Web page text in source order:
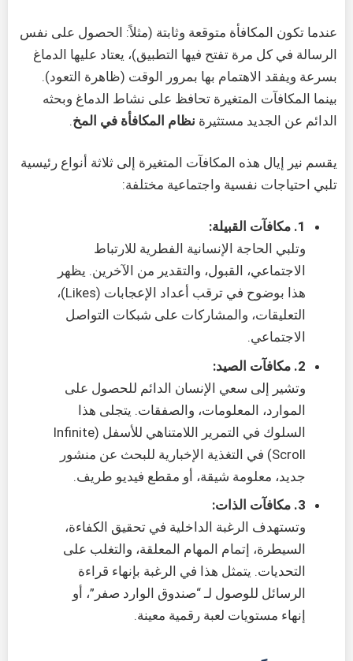
عندما تكون المكافأة متوقعة وثابتة (مثلاً: الحصول على نفس
الرسالة في كل مرة تفتح فيها التطبيق)، يعتاد عليها الدماغ
بسرعة ويفقد الاهتمام بها بمرور الوقت (ظاهرة التعود).
بينما المكافآت المتغيرة تحافظ على نشاط الدماغ وبحثه
الدائم عن الجديد مستثيرة نظام المكافأة في المخ.
يقسم نير إيال هذه المكافآت المتغيرة إلى ثلاثة أنواع رئيسية
تلبي احتياجات نفسية واجتماعية مختلفة:
1. مكافآت القبيلة:
وتلبي الحاجة الإنسانية الفطرية للارتباط
الاجتماعي، القبول، والتقدير من الآخرين. يظهر
هذا بوضوح في ترقب أعداد الإعجابات (Likes)،
التعليقات، والمشاركات على شبكات التواصل
الاجتماعي.
2. مكافآت الصيد:
وتشير إلى سعي الإنسان الدائم للحصول على
الموارد، المعلومات، والصفقات. يتجلى هذا
السلوك في التمرير اللامتناهي للأسفل (Infinite
Scroll) في التغذية الإخبارية للبحث عن منشور
جديد، معلومة شيقة، أو مقطع فيديو طريف.
3. مكافآت الذات:
وتستهدف الرغبة الداخلية في تحقيق الكفاءة،
السيطرة، إتمام المهام المعلقة، والتغلب على
التحديات. يتمثل هذا في الرغبة بإنهاء قراءة
الرسائل للوصول لـ “صندوق الوارد صفر”، أو
إنهاء مستويات لعبة رقمية معينة.